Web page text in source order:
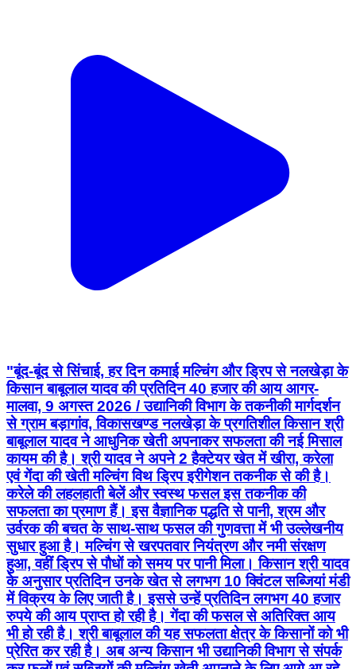
"बूंद-बूंद से सिंचाई, हर दिन कमाई मल्चिंग और ड्रिप से नलखेड़ा के
किसान बाबूलाल यादव की प्रतिदिन 40 हजार की आय आगर-
मालवा, 9 अगस्त 2026 / उद्यानिकी विभाग के तकनीकी मार्गदर्शन
से ग्राम बड़ागांव, विकासखण्ड नलखेड़ा के प्रगतिशील किसान श्री
बाबूलाल यादव ने आधुनिक खेती अपनाकर सफलता की नई मिसाल
कायम की है। श्री यादव ने अपने 2 हैक्टेयर खेत में खीरा, करेला
एवं गेंदा की खेती मल्चिंग विथ ड्रिप इरीगेशन तकनीक से की है।
करेले की लहलहाती बेलें और स्वस्थ फसल इस तकनीक की
सफलता का प्रमाण हैं। इस वैज्ञानिक पद्धति से पानी, श्रम और
उर्वरक की बचत के साथ-साथ फसल की गुणवत्ता में भी उल्लेखनीय
सुधार हुआ है। मल्चिंग से खरपतवार नियंत्रण और नमी संरक्षण
हुआ, वहीं ड्रिप से पौधों को समय पर पानी मिला। किसान श्री यादव
के अनुसार प्रतिदिन उनके खेत से लगभग 10 क्विंटल सब्जियां मंडी
में विक्रय के लिए जाती है। इससे उन्हें प्रतिदिन लगभग 40 हजार
रुपये की आय प्राप्त हो रही है। गेंदा की फसल से अतिरिक्त आय
भी हो रही है। श्री बाबूलाल की यह सफलता क्षेत्र के किसानों को भी
प्रेरित कर रही है। अब अन्य किसान भी उद्यानिकी विभाग से संपर्क